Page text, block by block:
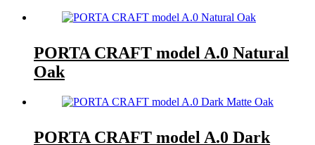
PORTA CRAFT model A.0 Natural
Oak
PORTA CRAFT model A.0 Dark